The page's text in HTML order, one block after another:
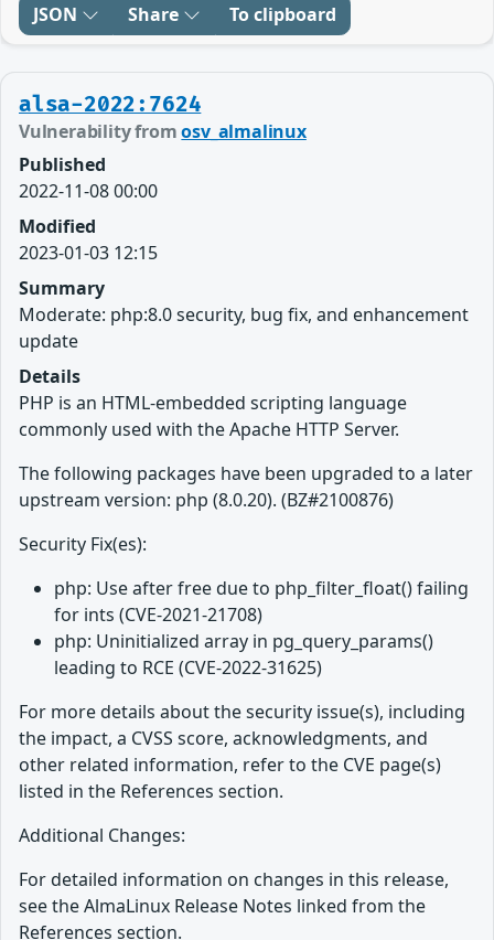
JSON Share To clipboard
alsa-2022:7624
Vulnerability fromosv_almalinux
Published
2022-11-08 00:00
Modified
2023-01-03 12:15
Summary
Moderate: php:8.0 security, bug fix, and enhancement
update
Details
PHP is an HTML-embedded scripting language
commonly used with the Apache HTTP Server.
The following packages have been upgraded to a later
upstream version: php (8.0.20). (BZ#2100876)
Security Fix(es):
php: Use after free due to php_filter_float() failing
for ints (CVE-2021-21708)
php: Uninitialized array in pg_query_params()
leading to RCE (CVE-2022-31625)
For more details about the security issue(s), including
the impact, a CVSS score, acknowledgments, and
other related information, refer to the CVE page(s)
listed in the References section.
Additional Changes:
For detailed information on changes in this release,
see the AlmaLinux Release Notes linked from the
References section.